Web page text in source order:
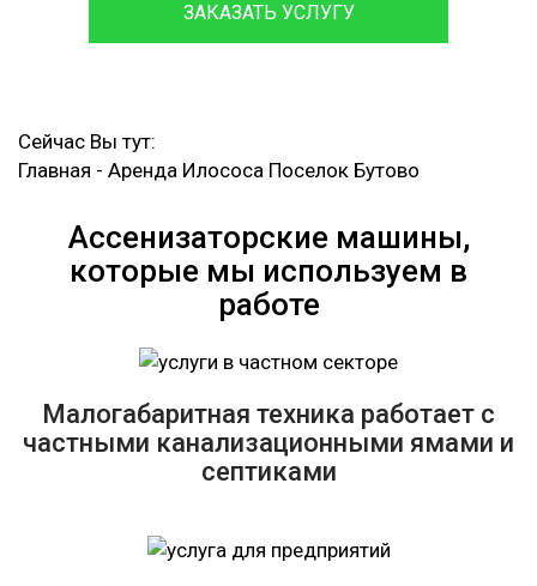
ЗАКАЗАТЬ УСЛУГУ
Сейчас Вы тут:
Главная - Аренда Илососа Поселок Бутово
Ассенизаторские машины,
которые мы используем в
работе
Малогабаритная техника работает с
частными канализационными ямами и
септиками